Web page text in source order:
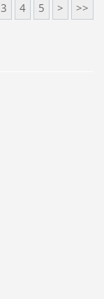
3 4 5 > >>